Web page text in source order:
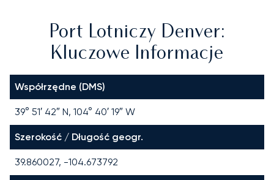
Port Lotniczy Denver:
Kluczowe Informacje
Współrzędne (DMS)
39° 51′ 42″ N, 104° 40′ 19″ W
Szerokość / Długość geogr.
39.860027, -104.673792